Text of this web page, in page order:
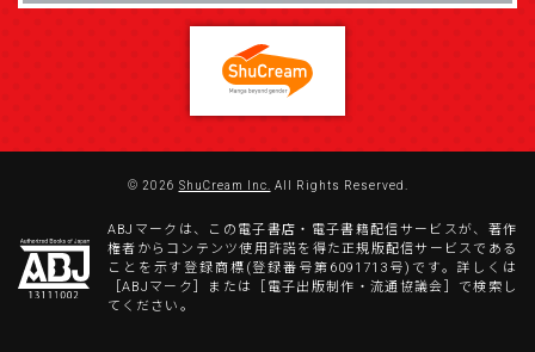
© 2026 ShuCream Inc. All Rights Reserved.
ABJマークは、この電子書店・電子書籍配信サービスが、著作
権者からコンテンツ使用許諾を得た正規版配信サービスである
ことを示す登録商標(登録番号第6091713号)です。詳しくは
［ABJマーク］または［電子出版制作・流通協議会］で検索し
てください。